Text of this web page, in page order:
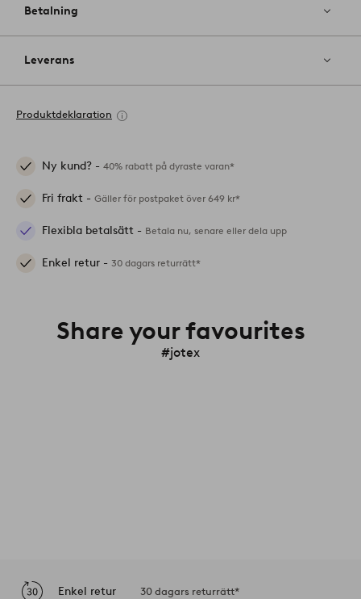
Betalning
Leverans
Produktdeklaration
Ny kund? - 40% rabatt på dyraste varan*
Fri frakt - Gäller för postpaket över 649 kr*
Flexibla betalsätt - Betala nu, senare eller dela upp
Enkel retur - 30 dagars returrätt*
Share your favourites
#jotex
Enkel retur 30 dagars returrätt*